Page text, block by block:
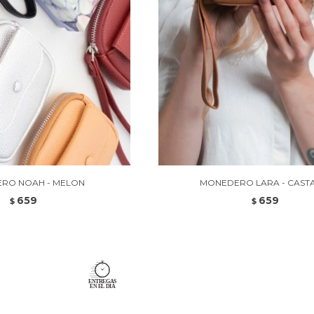
NOAH - MELON
$ 659
MONEDERO LARA -
$ 659